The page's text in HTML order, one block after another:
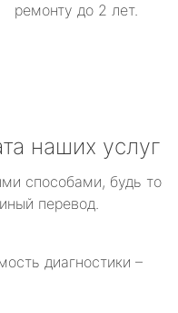
ремонту до 2 лет.
наших услуг
способами, будь то
перевод.
диагностики –